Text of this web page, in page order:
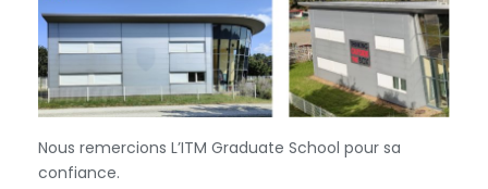
Nous remercions L’ITM Graduate School pour sa
confiance.